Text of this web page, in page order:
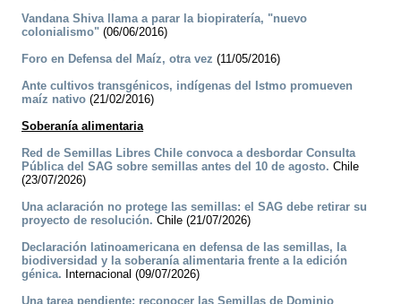
Vandana Shiva llama a parar la biopiratería, "nuevo
colonialismo" (06/06/2016)
Foro en Defensa del Maíz, otra vez (11/05/2016)
Ante cultivos transgénicos, indígenas del Istmo promueven
maíz nativo (21/02/2016)
Soberanía alimentaria
Red de Semillas Libres Chile convoca a desbordar Consulta
Pública del SAG sobre semillas antes del 10 de agosto. Chile
(23/07/2026)
Una aclaración no protege las semillas: el SAG debe retirar su
proyecto de resolución. Chile (21/07/2026)
Declaración latinoamericana en defensa de las semillas, la
biodiversidad y la soberanía alimentaria frente a la edición
génica. Internacional (09/07/2026)
Una tarea pendiente: reconocer las Semillas de Dominio